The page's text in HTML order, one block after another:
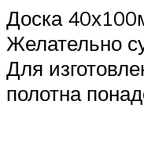
Доска
Желательно
Для
полотна